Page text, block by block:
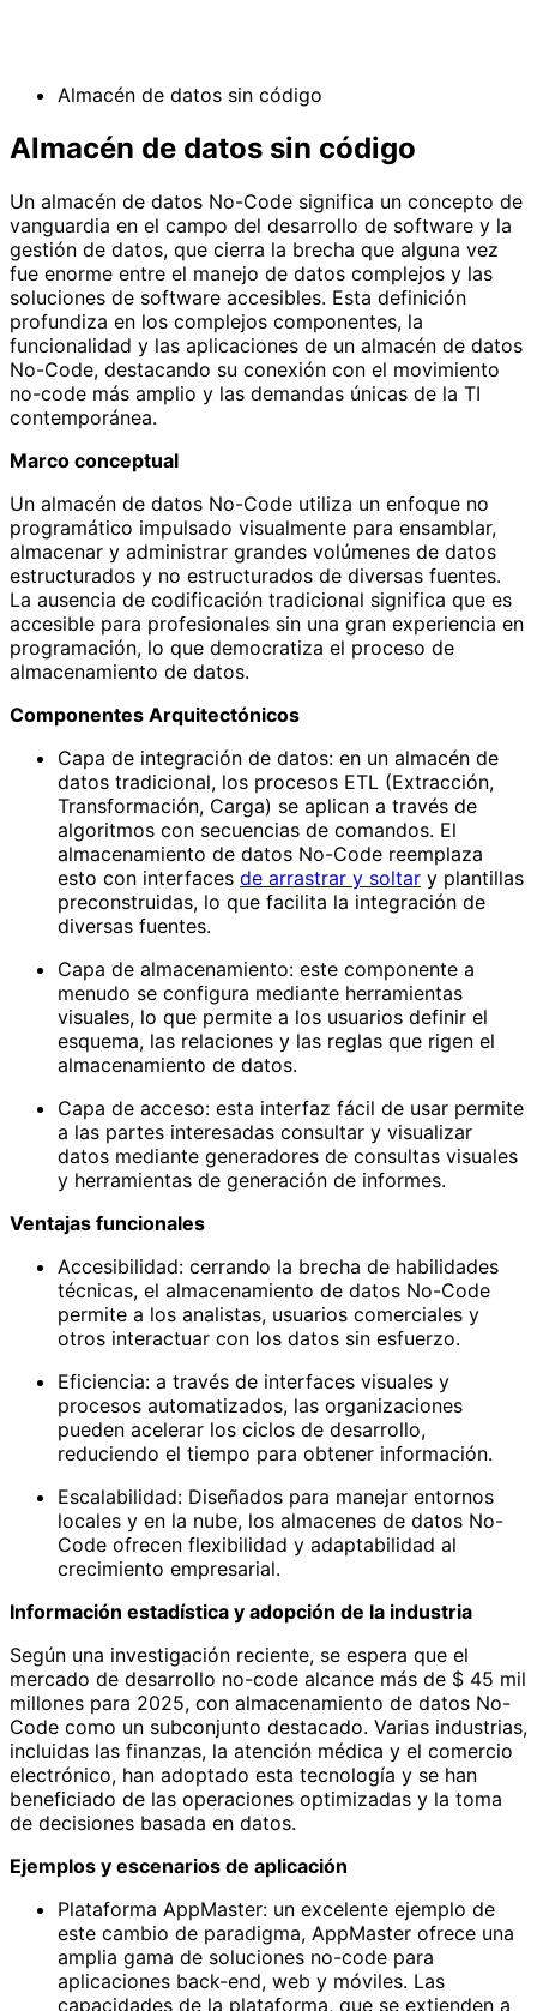
Almacén de datos sin código
Almacén de datos sin código
Un almacén de datos No-Code significa un concepto de
vanguardia en el campo del desarrollo de software y la
gestión de datos, que cierra la brecha que alguna vez
fue enorme entre el manejo de datos complejos y las
soluciones de software accesibles. Esta definición
profundiza en los complejos componentes, la
funcionalidad y las aplicaciones de un almacén de datos
No-Code, destacando su conexión con el movimiento
no-code más amplio y las demandas únicas de la TI
contemporánea.
Marco conceptual
Un almacén de datos No-Code utiliza un enfoque no
programático impulsado visualmente para ensamblar,
almacenar y administrar grandes volúmenes de datos
estructurados y no estructurados de diversas fuentes.
La ausencia de codificación tradicional significa que es
accesible para profesionales sin una gran experiencia en
programación, lo que democratiza el proceso de
almacenamiento de datos.
Componentes Arquitectónicos
Capa de integración de datos: en un almacén de
datos tradicional, los procesos ETL (Extracción,
Transformación, Carga) se aplican a través de
algoritmos con secuencias de comandos. El
almacenamiento de datos No-Code reemplaza
esto con interfaces de arrastrar y soltar y plantillas
preconstruidas, lo que facilita la integración de
diversas fuentes.
Capa de almacenamiento: este componente a
menudo se configura mediante herramientas
visuales, lo que permite a los usuarios definir el
esquema, las relaciones y las reglas que rigen el
almacenamiento de datos.
Capa de acceso: esta interfaz fácil de usar permite
a las partes interesadas consultar y visualizar
datos mediante generadores de consultas visuales
y herramientas de generación de informes.
Ventajas funcionales
Accesibilidad: cerrando la brecha de habilidades
técnicas, el almacenamiento de datos No-Code
permite a los analistas, usuarios comerciales y
otros interactuar con los datos sin esfuerzo.
Eficiencia: a través de interfaces visuales y
procesos automatizados, las organizaciones
pueden acelerar los ciclos de desarrollo,
reduciendo el tiempo para obtener información.
Escalabilidad: Diseñados para manejar entornos
locales y en la nube, los almacenes de datos No-
Code ofrecen flexibilidad y adaptabilidad al
crecimiento empresarial.
Información estadística y adopción de la industria
Según una investigación reciente, se espera que el
mercado de desarrollo no-code alcance más de $ 45 mil
millones para 2025, con almacenamiento de datos No-
Code como un subconjunto destacado. Varias industrias,
incluidas las finanzas, la atención médica y el comercio
electrónico, han adoptado esta tecnología y se han
beneficiado de las operaciones optimizadas y la toma
de decisiones basada en datos.
Ejemplos y escenarios de aplicación
Plataforma AppMaster: un excelente ejemplo de
este cambio de paradigma, AppMaster ofrece una
amplia gama de soluciones no-code para
aplicaciones back-end, web y móviles. Las
capacidades de la plataforma, que se extienden a